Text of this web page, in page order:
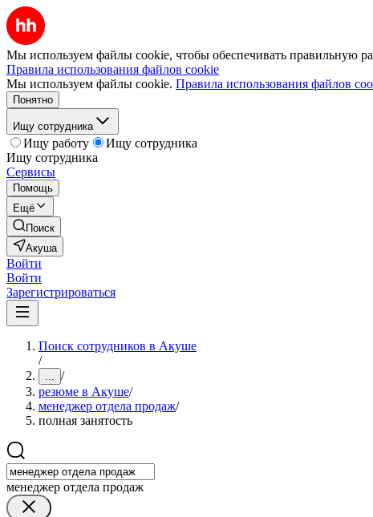
Мы используем файлы cookie, чтобы обеспечивать правильную
Правила использования файлов cookie
Мы используем файлы cookie. Правила использования файлов
Понятно
Ищу сотрудника
Ищу работу
Ищу сотрудника
Ищу сотрудника
Сервисы
Помощь
Ещё
Поиск
Акуша
Войти
Войти
Зарегистрироваться
Поиск сотрудников в Акуше
/
... /
резюме в Акуше/
менеджер отдела продаж/
полная занятость
менеджер отдела продаж